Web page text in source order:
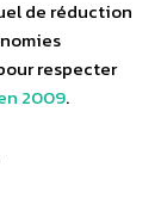
de réduction
respecter
2009.